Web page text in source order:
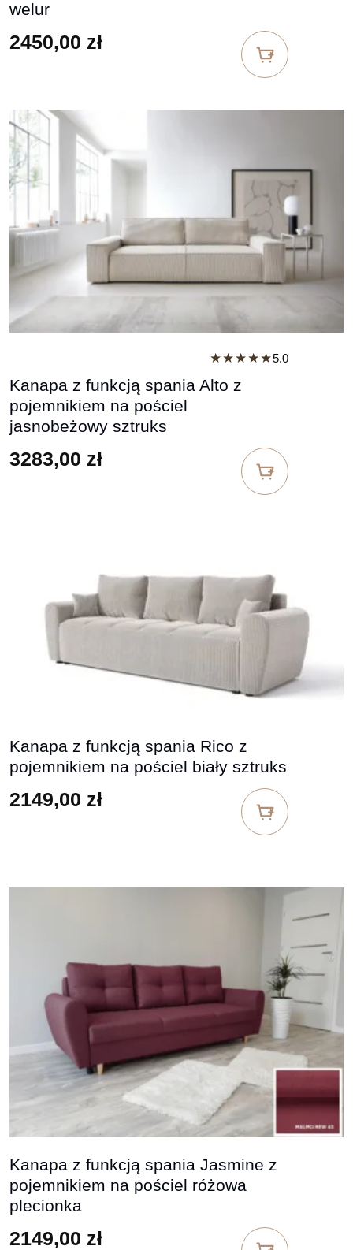
welur
2450,00 zł
★★★★★5.0
Kanapa z funkcją spania Alto z
pojemnikiem na pościel
jasnobeżowy sztruks
3283,00 zł
Kanapa z funkcją spania Rico z
pojemnikiem na pościel biały sztruks
2149,00 zł
Kanapa z funkcją spania Jasmine z
pojemnikiem na pościel różowa
plecionka
2149,00 zł